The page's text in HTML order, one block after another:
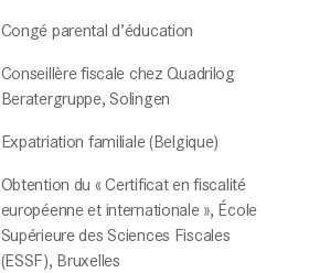
Congé parental d’éducation
Conseillère fiscale chez Quadrilog
Beratergruppe, Solingen
Expatriation familiale (Belgique)
Obtention du « Certificat en fiscalité
européenne et internationale », École
Supérieure des Sciences Fiscales
(ESSF), Bruxelles